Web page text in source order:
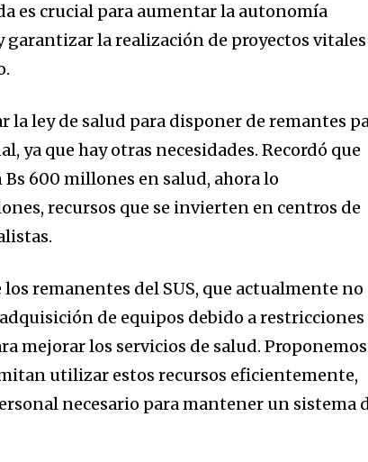
es crucial para aumentar la autonomía
la realización de proyectos vitales
la ley de salud para disponer de remantes
ya que hay otras necesidades. Recordó que
600 millones en salud, ahora lo
recursos que se invierten en centros de
remanentes del SUS, que actualmente no
de equipos debido a restricciones
mejorar los servicios de salud. Proponemos
utilizar estos recursos eficientemente,
necesario para mantener un sistema